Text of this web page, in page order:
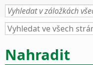
Nahradit